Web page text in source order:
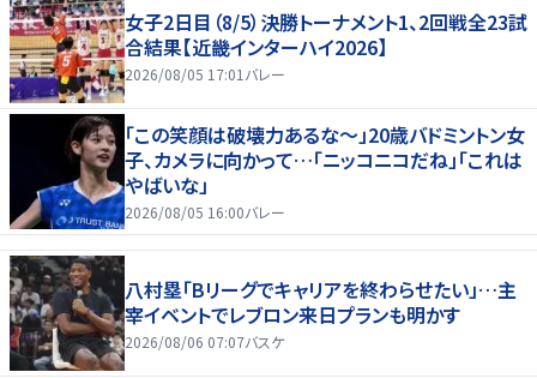
女子2日目（8/5）決勝トーナメント1、2回戦全23試
合結果【近畿インターハイ2026】
2026/08/05 17:01 バレー
「この笑顔は破壊力あるな〜」20歳バドミントン女
子、カメラに向かって…「ニッコニコだね」「これは
やばいな」
2026/08/05 16:00バレー
八村塁「Bリーグでキャリアを終わらせたい」…主
宰イベントでレブロン来日プランも明かす
2026/08/06 07:07バスケ